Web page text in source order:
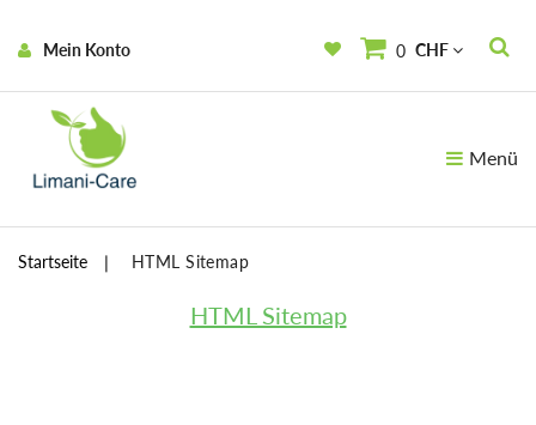
Mein Konto 0 CHF
Menü
Startseite HTML Sitemap
HTML Sitemap